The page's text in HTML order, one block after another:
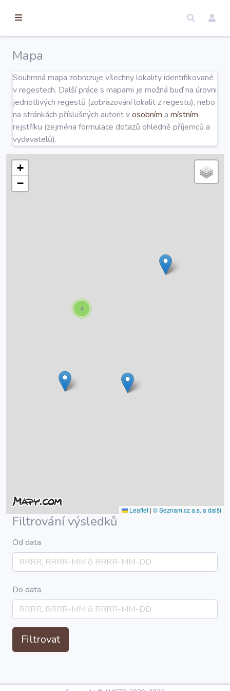
Úvod
Edice
Regesty
Hledat
Mapa
Souhrnná mapa zobrazuje všechny lokality identifikované
v regestech. Další práce s mapami je možná buď na úrovni
jednotlivých regestů (zobrazování lokalit z regestu), nebo
na stránkách příslušných autorit vosobním a místním
rejstříku (zejména formulace dotazů ohledně příjemců a
vydavatelů).
4
+
−
Leaflet | © Seznam.cz a.s. a další
Filtrování výsledků
Od data
Do data
Filtrovat